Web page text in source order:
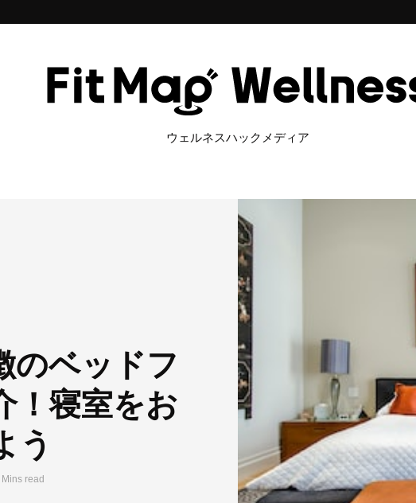
ウェルネスハックメディア
のベッドフ
！寝室をお
う
Mins read